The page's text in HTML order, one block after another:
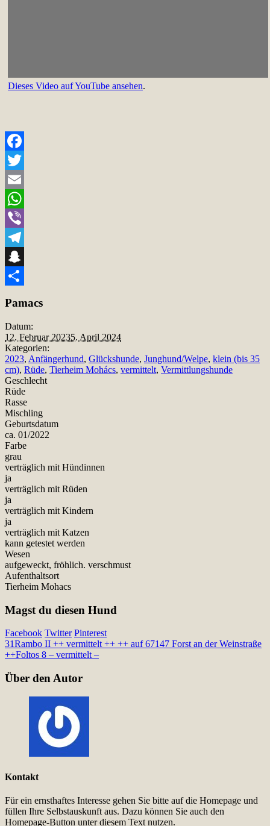
Dieses Video auf YouTube ansehen.
Facebook
Twitter
Email
WhatsApp
Viber
Telegram
Snapchat
Pamacs
Datum:
12. Februar 20235. April 2024
Kategorien:
2023, Anfängerhund, Glückshunde, Junghund/Welpe, klein (bis 35
cm), Rüde, Tierheim Mohács, vermittelt, Vermittlungshunde
Geschlecht
Rüde
Rasse
Mischling
Geburtsdatum
ca. 01/2022
Farbe
grau
verträglich mit Hündinnen
ja
verträglich mit Rüden
ja
verträglich mit Kindern
ja
verträglich mit Katzen
kann getestet werden
Wesen
aufgeweckt, fröhlich. verschmust
Aufenthaltsort
Tierheim Mohacs
Magst du diesen Hund
Facebook Twitter Pinterest
31Rambo II ++ vermittelt ++ ++ auf 67147 Forst an der Weinstraße
++Foltos 8 – vermittelt –
Über den Autor
Kontakt
Für ein ernsthaftes Interesse gehen Sie bitte auf die Homepage und
füllen Ihre Selbstauskunft aus. Dazu können Sie auch den
Homepage-Button unter diesem Text nutzen.